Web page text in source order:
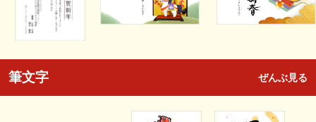
筆文字 ぜんぶ見る